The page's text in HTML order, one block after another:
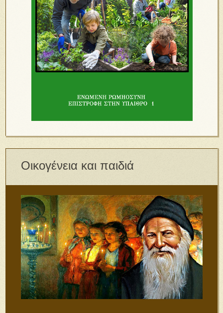
Οικογένεια και παιδιά